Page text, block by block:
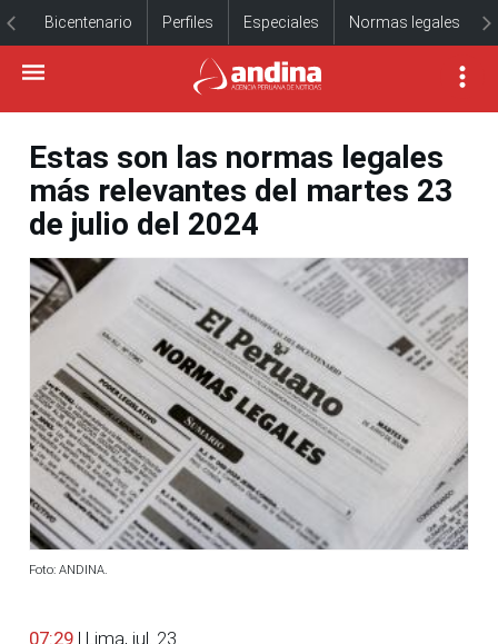
Bicentenario Perfiles Especiales Normas legales
Estas son las normas legales
más relevantes del martes 23
de julio del 2024
Foto: ANDINA.
07:29 | Lima, jul. 23.